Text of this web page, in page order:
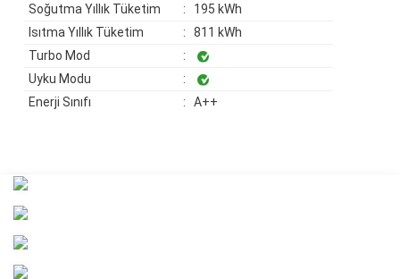
Soğutma Yıllık Tüketim
: 195 kWh
Isıtma Yıllık Tüketim
: 811 kWh
Turbo Mod
:
Uyku Modu
:
Enerji Sınıfı
: A++
konularda yetersiz gördüğünüz noktaları öneri formunu kullanarak
Görüş ve önerileriniz için teşekkür ederiz.